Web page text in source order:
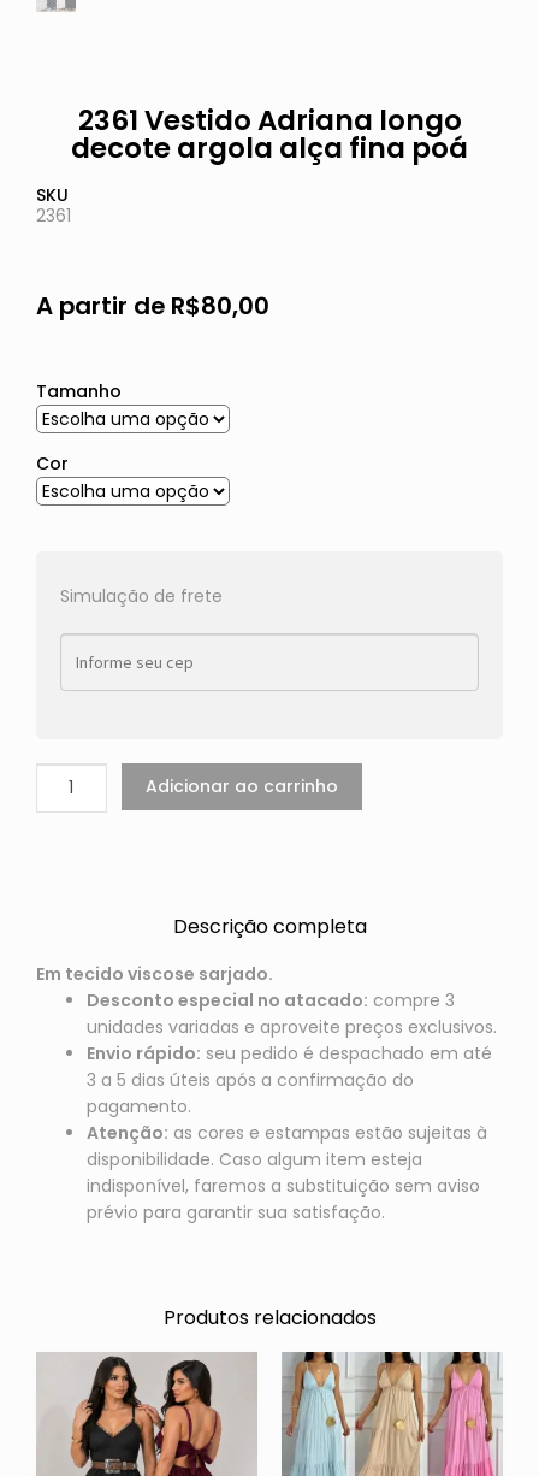
2361 Vestido Adriana longo
decote argola alça fina poá
SKU
2361
A partir de R$80,00
Tamanho
Cor
Simulação de frete
Adicionar ao carrinho
Descrição completa
Em tecido viscose sarjado.
Desconto especial no atacado: compre 3
unidades variadas e aproveite preços exclusivos.
Envio rápido: seu pedido é despachado em até
3 a 5 dias úteis após a confirmação do
pagamento.
Atenção: as cores e estampas estão sujeitas à
disponibilidade. Caso algum item esteja
indisponível, faremos a substituição sem aviso
prévio para garantir sua satisfação.
Produtos relacionados